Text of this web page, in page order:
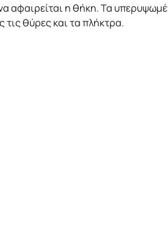
αφαιρείται η θήκη. Τα
θύρες και τα πλήκτρα.